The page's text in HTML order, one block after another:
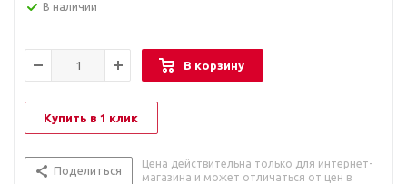
В наличии
В корзину
Купить в 1 клик
Поделиться
Цена действительна только для интернет-
магазина и может отличаться от цен в